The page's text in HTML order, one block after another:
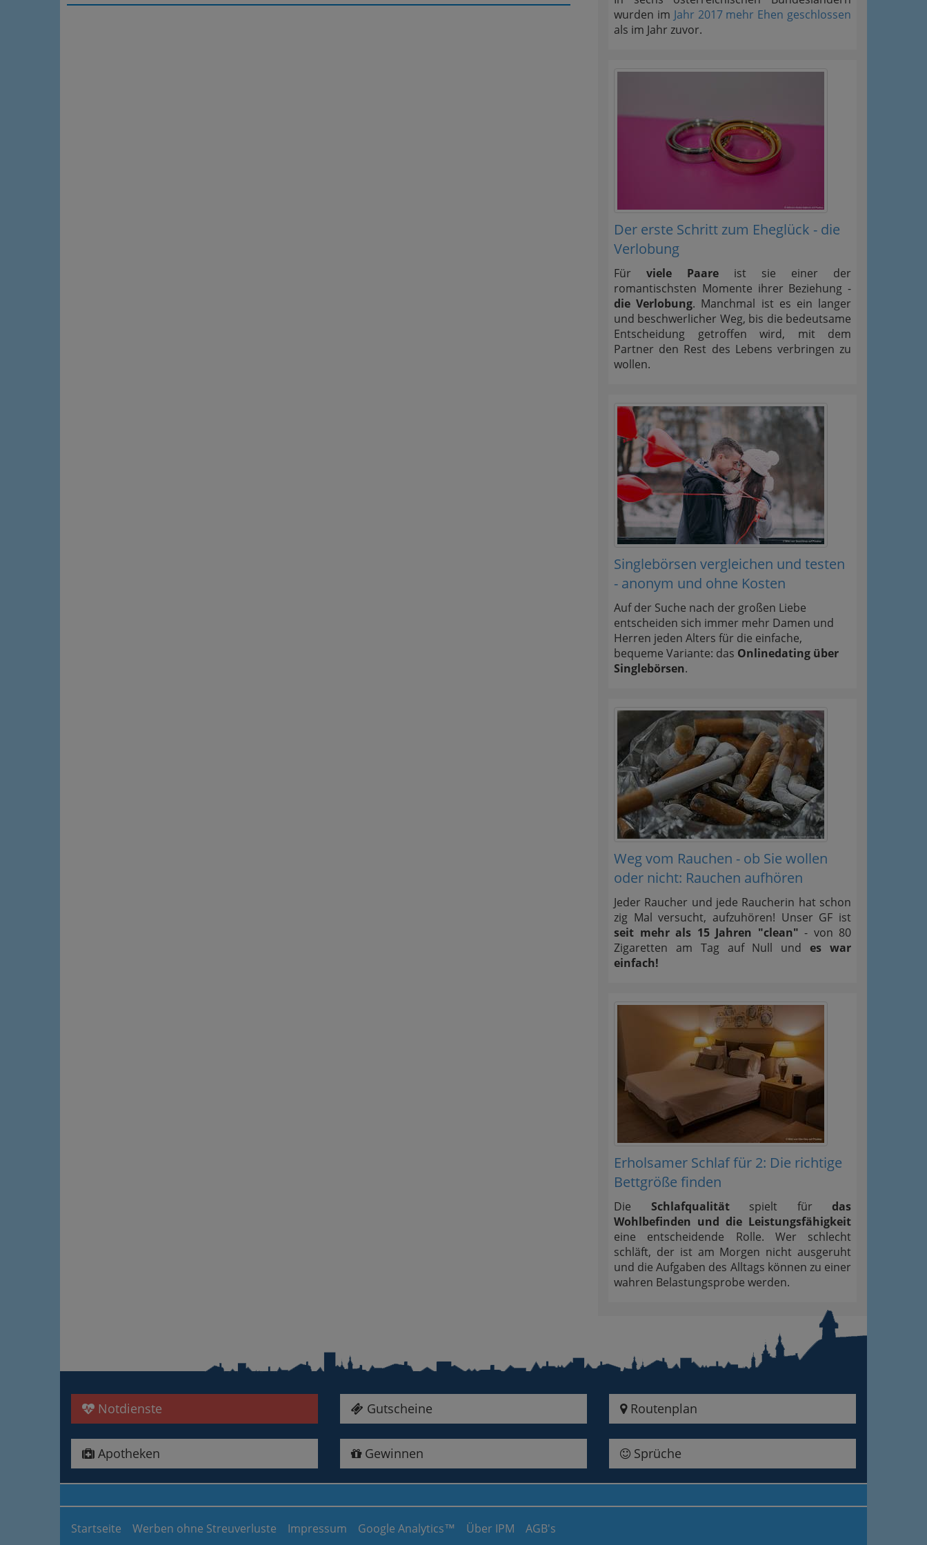
wurden im Jahr 2017 mehr Ehen geschlossen
als im Jahr zuvor.
Der erste Schritt zum Eheglück - die
Verlobung
Für viele Paare ist sie einer der
romantischsten Momente ihrer Beziehung -
die Verlobung. Manchmal ist es ein langer
und beschwerlicher Weg, bis die bedeutsame
Entscheidung getroffen wird, mit dem
Partner den Rest des Lebens verbringen zu
wollen.
Singlebörsen vergleichen und testen
- anonym und ohne Kosten
Auf der Suche nach der großen Liebe
entscheiden sich immer mehr Damen und
Herren jeden Alters für die einfache,
bequeme Variante: das Onlinedating über
Singlebörsen.
Weg vom Rauchen - ob Sie wollen
oder nicht: Rauchen aufhören
Jeder Raucher und jede Raucherin hat schon
zig Mal versucht, aufzuhören! Unser GF ist
seit mehr als 15 Jahren "clean" - von 80
Zigaretten am Tag auf Null undes war
einfach!
Erholsamer Schlaf für 2: Die richtige
Bettgröße finden
Die Schlafqualitätspielt für das
Wohlbefinden und die Leistungsfähigkeit
eine entscheidende Rolle. Wer schlecht
schläft, der ist am Morgen nicht ausgeruht
und die Aufgaben des Alltags können zu einer
wahren Belastungsprobe werden.
Notdienste
Apotheken
Gutscheine
Gewinnen
Routenplan
Sprüche
Startseite Werben ohne Streuverluste Impressum Google Analytics™ Über IPM AGB's